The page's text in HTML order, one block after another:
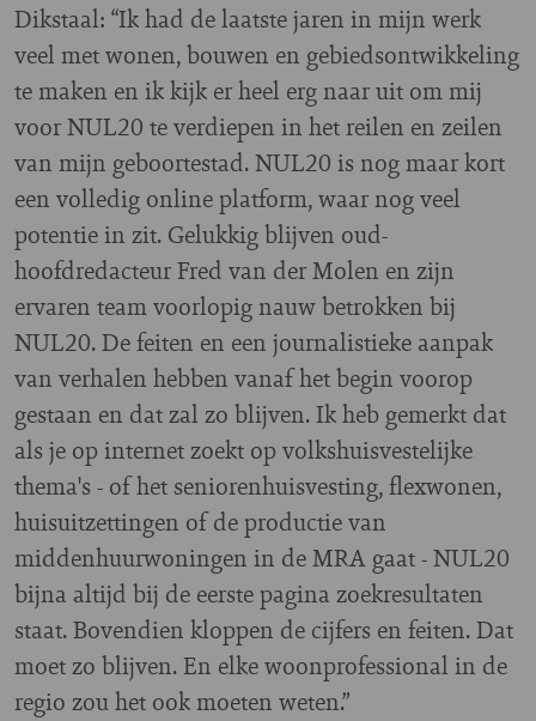
Dikstaal: “Ik had de laatste jaren in mijn werk
veel met wonen, bouwen en gebiedsontwikkeling
te maken en ik kijk er heel erg naar uit om mij
voor NUL20 te verdiepen in het reilen en zeilen
van mijn geboortestad. NUL20 is nog maar kort
een volledig online platform, waar nog veel
potentie in zit. Gelukkig blijven oud-
hoofdredacteur Fred van der Molen en zijn
ervaren team voorlopig nauw betrokken bij
NUL20. De feiten en een journalistieke aanpak
van verhalen hebben vanaf het begin voorop
gestaan en dat zal zo blijven. Ik heb gemerkt dat
als je op internet zoekt op volkshuisvestelijke
thema's - of het seniorenhuisvesting, flexwonen,
huisuitzettingen of de productie van
middenhuurwoningen in de MRA gaat - NUL20
bijna altijd bij de eerste pagina zoekresultaten
staat. Bovendien kloppen de cijfers en feiten. Dat
moet zo blijven. En elke woonprofessional in de
regio zou het ook moeten weten.”